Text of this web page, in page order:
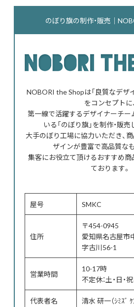
のぼり旗の制作・販売｜
NOBORI the Shopは「良質なデザ
をコンセプトに
第一線で活躍するデザイナーチー
いる「のぼり旗」を制作・販売
大手のぼり工場に協力いただき、
ザインが豊富で高品質な
集客にお役立て頂けるおすすめ商
ております。
屋号 SMKC
住所
〒454-0945
愛知県名古屋市
字古川56-1
営業時間
10-17時
不定休：土・日・
代表者名 清水 研一（ｼﾐｽﾞ ｹ